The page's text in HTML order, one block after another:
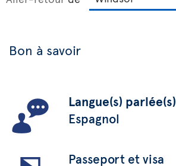
Bon à savoir
Langue(s) parlée(s)
Espagnol
Passeport et visa